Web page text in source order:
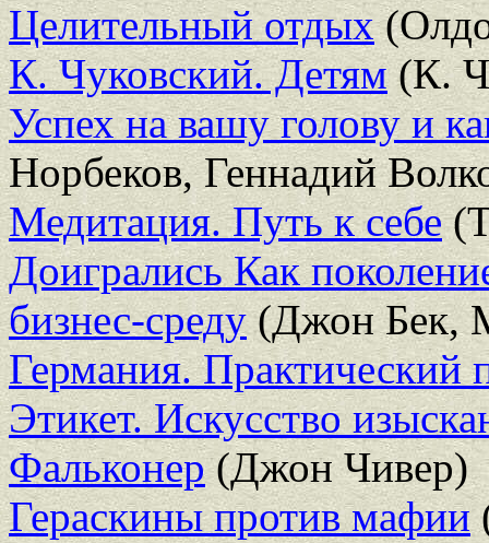
Целительный отдых
К. Чуковский. Детям(К.
Успех на вашу голову и
Норбеков, Геннадий
Медитация. Путь к себе
Доигрались Как
бизнес-среду(Джон Бек,
Германия. Практический
Этикет. Искусство
Фальконер(Джон Чивер)
Гераскины против мафии